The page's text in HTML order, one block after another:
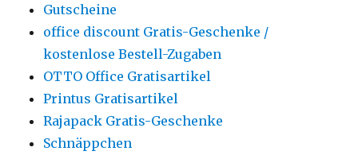
Gutscheine
office discount Gratis-Geschenke /
kostenlose Bestell-Zugaben
OTTO Office Gratisartikel
Printus Gratisartikel
Rajapack Gratis-Geschenke
Schnäppchen